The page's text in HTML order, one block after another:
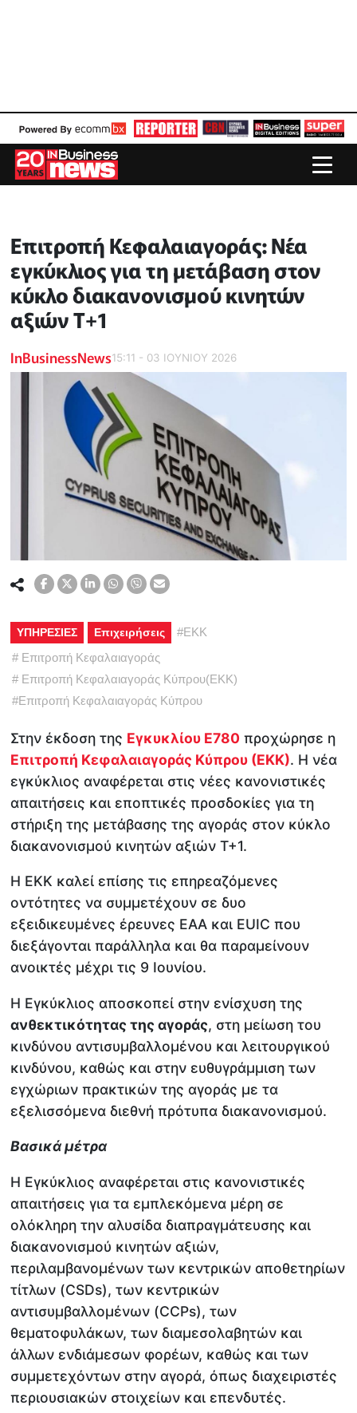
Επιτροπή Κεφαλαιαγοράς: Νέα
εγκύκλιος για τη μετάβαση στον
κύκλο διακανονισμού κινητών
αξιών Τ+1
InBusinessNews15:11 - 03 ΙΟΥΝΙΟΥ 2026
ΥΠΗΡΕΣΙΕΣ Επιχειρήσεις #ΕΚΚ
# Επιτροπή Κεφαλαιαγοράς
# Επιτροπή Κεφαλαιαγοράς Κύπρου(ΕΚΚ)
#Επιτροπή Κεφαλαιαγοράς Κύπρου
Στην έκδοση της Εγκυκλίου Ε780 προχώρησε η
Επιτροπή Κεφαλαιαγοράς Κύπρου (ΕΚΚ). Η νέα
εγκύκλιος αναφέρεται στις νέες κανονιστικές
απαιτήσεις και εποπτικές προσδοκίες για τη
στήριξη της μετάβασης της αγοράς στον κύκλο
διακανονισμού κινητών αξιών T+1.
Η ΕΚΚ καλεί επίσης τις επηρεαζόμενες
οντότητες να συμμετέχουν σε δυο
εξειδικευμένες έρευνες ΕΑΑ και EUIC που
διεξάγονται παράλληλα και θα παραμείνουν
ανοικτές μέχρι τις 9 Ιουνίου.
Η Εγκύκλιος αποσκοπεί στην ενίσχυση της
ανθεκτικότητας της αγοράς, στη μείωση του
κινδύνου αντισυμβαλλομένου και λειτουργικού
κινδύνου, καθώς και στην ευθυγράμμιση των
εγχώριων πρακτικών της αγοράς με τα
εξελισσόμενα διεθνή πρότυπα διακανονισμού.
Βασικά μέτρα
Η Εγκύκλιος αναφέρεται στις κανονιστικές
απαιτήσεις για τα εμπλεκόμενα μέρη σε
ολόκληρη την αλυσίδα διαπραγμάτευσης και
διακανονισμού κινητών αξιών,
περιλαμβανομένων των κεντρικών αποθετηρίων
τίτλων (CSDs), των κεντρικών
αντισυμβαλλομένων (CCPs), των
θεματοφυλάκων, των διαμεσολαβητών και
άλλων ενδιάμεσων φορέων, καθώς και των
συμμετεχόντων στην αγορά, όπως διαχειριστές
περιουσιακών στοιχείων και επενδυτές.